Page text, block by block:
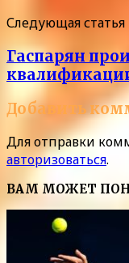
Следующая статья
Гаспарян
Добавить
Для отправки
авторизоваться.
ВАМ МОЖЕТ